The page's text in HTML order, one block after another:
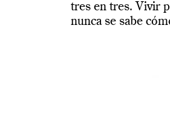
tres en tres. Vivir
nunca se sabe